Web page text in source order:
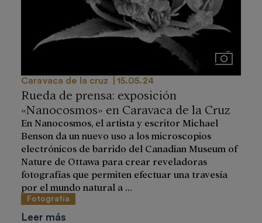
Imágenes
Caravaca de la cruz 15.05.24
Rueda de prensa: exposición
«Nanocosmos» en Caravaca de la Cruz
En Nanocosmos, el artista y escritor Michael
Benson da un nuevo uso a los microscopios
electrónicos de barrido del Canadian Museum of
Nature de Ottawa para crear reveladoras
fotografías que permiten efectuar una travesía
por el mundo natural a ...
Fotografía
Leer más